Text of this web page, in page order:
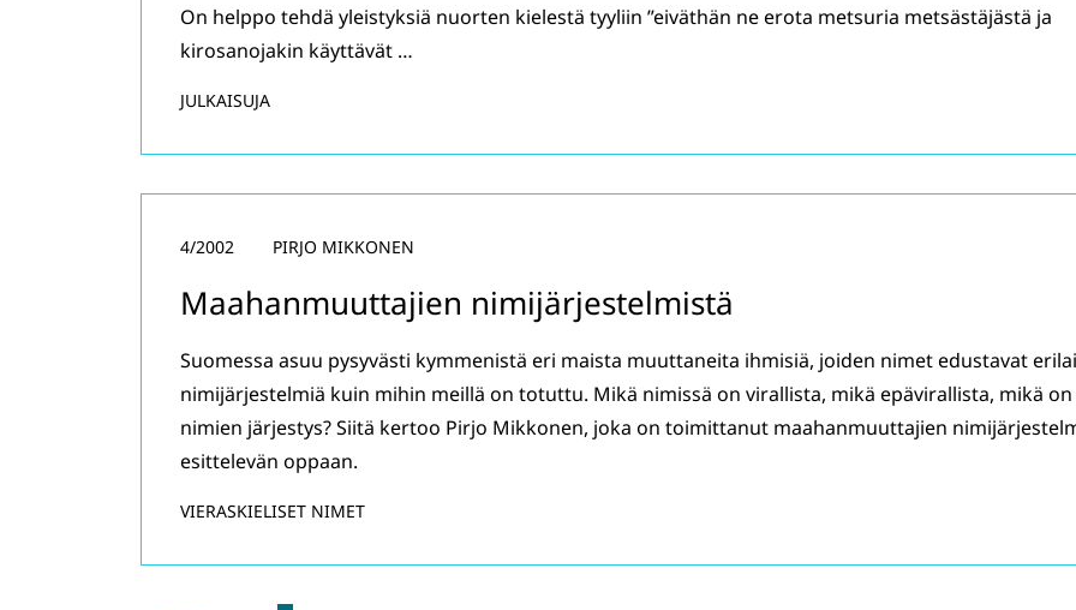
On helppo tehdä yleistyksiä nuorten kielestä tyyliin ”eiväthän ne erota metsuria metsästäjästä ja
kirosanojakin käyttävät …
JULKAISUJA
Maahanmuuttajien nimijärjestelmistä
4/2002 PIRJO MIKKONEN
Suomessa asuu pysyvästi kymmenistä eri maista muuttaneita ihmisiä, joiden nimet edustavat
nimijärjestelmiä kuin mihin meillä on totuttu. Mikä nimissä on virallista, mikä epävirallista, mikä on
nimien järjestys? Siitä kertoo Pirjo Mikkonen, joka on toimittanut maahanmuuttajien
esittelevän oppaan.
VIERASKIELISET NIMET